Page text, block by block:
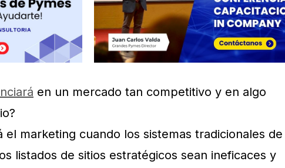
en un mercado tan competitivo y en algo
el marketing cuando los sistemas tradicionales de
listados de sitios estratégicos sean ineficaces y